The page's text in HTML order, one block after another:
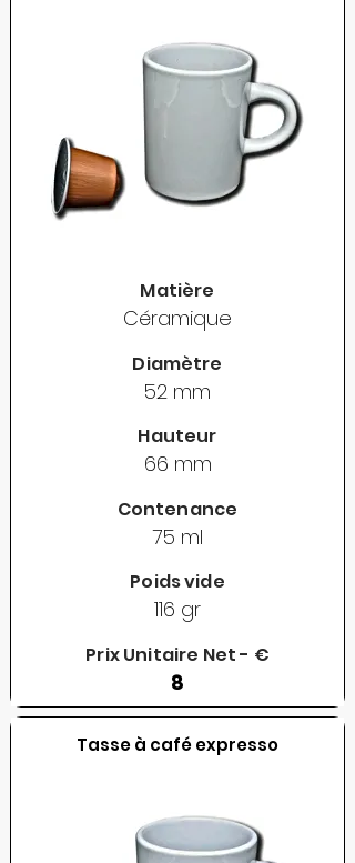
Matière
Céramique
Diamètre
52 mm
Hauteur
66 mm
Contenance
75 ml
Poids vide
116 gr
Prix Unitaire Net - €
8
Tasse à café expresso